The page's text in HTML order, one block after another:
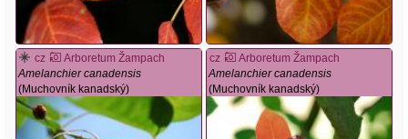
cz
Arboretum Žampach
Amelanchier canadensis
(Muchovník kanadský)
cz
Arboretum Žampach
Amelanchier canadensis
(Muchovník kanadský)